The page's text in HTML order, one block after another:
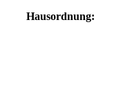
Hausordnung: